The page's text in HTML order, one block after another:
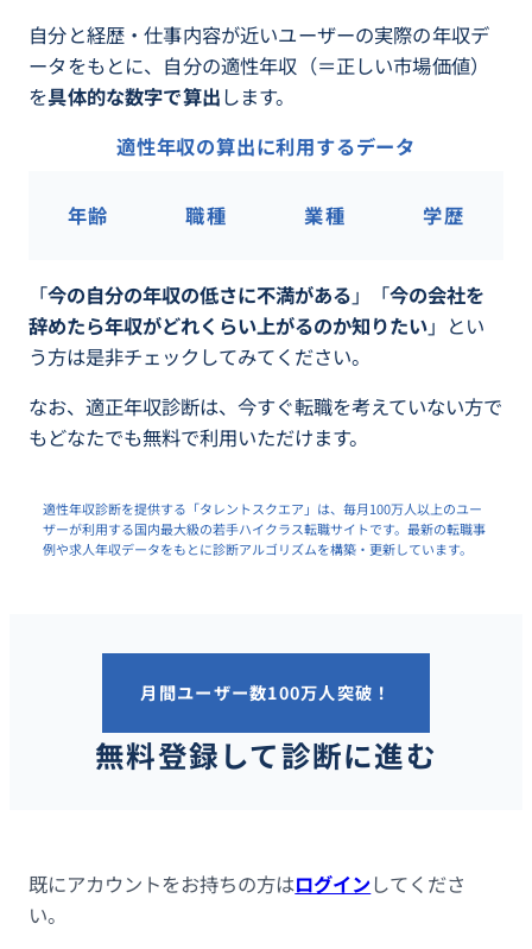
自分と経歴・仕事内容が近いユーザーの実際の年収デ
ータをもとに、自分の適性年収（＝正しい市場価値）
を具体的な数字で算出します。
適性年収の算出に利用するデータ
年齢 職種 業種 学歴
「今の自分の年収の低さに不満がある 」「今の会社を
辞めたら年収がどれくらい上がるのか知りたい」とい
う方は是非チェックしてみてください。
なお、適正年収診断は、今すぐ転職を考えていない方で
もどなたでも無料で利用いただけます。
適性年収診断を提供する「タレントスクエア」は、毎月100万人以上のユー
ザーが利用する国内最大級の若手ハイクラス転職サイトです。最新の転職事
例や求人年収データをもとに診断アルゴリズムを構築・更新しています。
月間ユーザー数100万人突破！
無料登録して診断に進む
既にアカウントをお持ちの方はログインしてくださ
い。